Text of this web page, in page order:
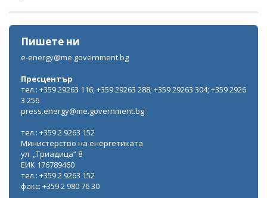
Пишете ни
e-energy@me.government.bg
Пресцентър
тел.: +359 29263 116; +359 29263 288; +359 29263 304; +359 2926
3 256
press.energy@me.government.bg
тел.: +359 2 9263 152
Министерство на енергетиката
ул. „Триадица“ 8
ЕИК 176789460
тел.: +359 2 9263 152
факс: +359 2 980 76 30